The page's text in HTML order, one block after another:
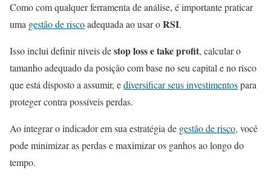
Como com qualquer ferramenta de análise, é importante praticar
uma gestão de riscoadequada ao usar oRSI.
Isso inclui definir níveis destop loss e take profit, calcular o
tamanho adequado da posição com base no seu capital e no risco
que está disposto a assumir, ediversificar seus investimentospara
proteger contra possíveis perdas.
Ao integrar o indicadorem sua estratégia de gestão de risco, você
pode minimizar as perdas e maximizar os ganhos ao longo do
tempo.